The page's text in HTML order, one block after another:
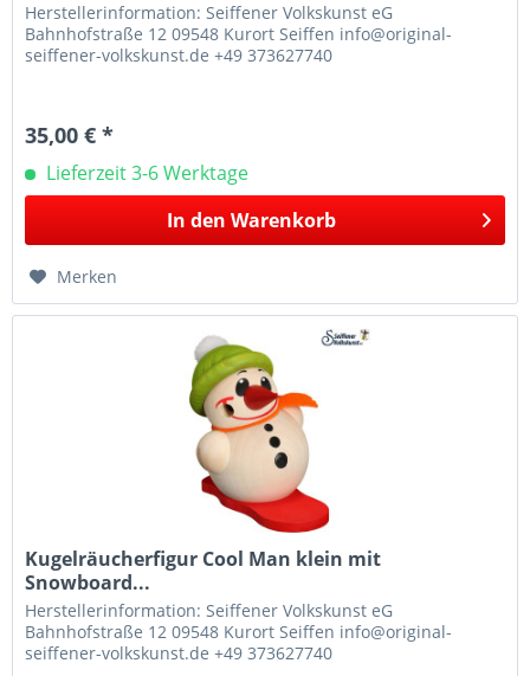
Herstellerinformation: Seiffener Volkskunst eG
Bahnhofstraße 12 09548 Kurort Seiffen info@original-
seiffener-volkskunst.de +49 373627740
35,00 € *
Lieferzeit 3-6 Werktage
In den Warenkorb
Merken
Kugelräucherfigur Cool Man klein mit
Snowboard...
Herstellerinformation: Seiffener Volkskunst eG
Bahnhofstraße 12 09548 Kurort Seiffen info@original-
seiffener-volkskunst.de +49 373627740